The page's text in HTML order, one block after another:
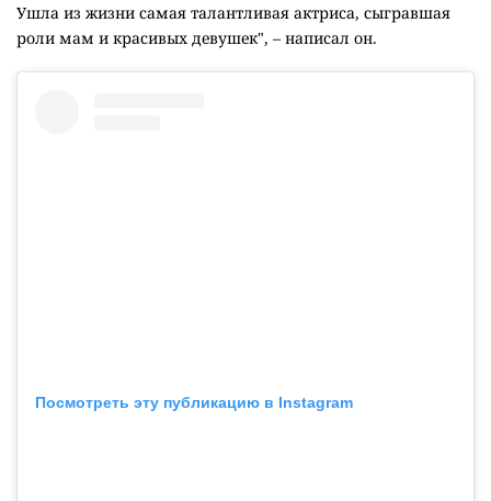
Ушла из жизни самая талантливая актриса, сыгравшая
роли мам и красивых девушек", – написал он.
Посмотреть эту публикацию в Instagram